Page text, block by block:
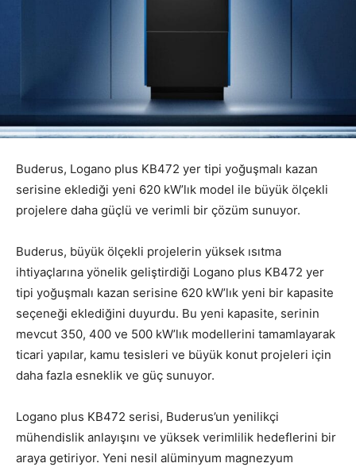
Buderus, Logano plus KB472 yer tipi yoğuşmalı kazan
serisine eklediği yeni 620 kW’lık model ile büyük ölçekli
projelere daha güçlü ve verimli bir çözüm sunuyor.
Buderus, büyük ölçekli projelerin yüksek ısıtma
ihtiyaçlarına yönelik geliştirdiği Logano plus KB472 yer
tipi yoğuşmalı kazan serisine 620 kW’lık yeni bir kapasite
seçeneği eklediğini duyurdu. Bu yeni kapasite, serinin
mevcut 350, 400 ve 500 kW’lık modellerini tamamlayarak
ticari yapılar, kamu tesisleri ve büyük konut projeleri için
daha fazla esneklik ve güç sunuyor.
Logano plus KB472 serisi, Buderus’un yenilikçi
mühendislik anlayışını ve yüksek verimlilik hedeflerini bir
araya getiriyor. Yeni nesil alüminyum magnezyum